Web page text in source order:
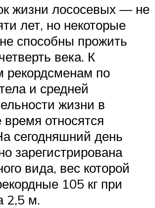
жизни лососевых — не
лет, но некоторые
способны прожить
века. К
рекордсменам по
и средней
жизни в
относятся
сегодняшний день
зарегистрирована
вида, вес которой
105 кг при
2,5 м.